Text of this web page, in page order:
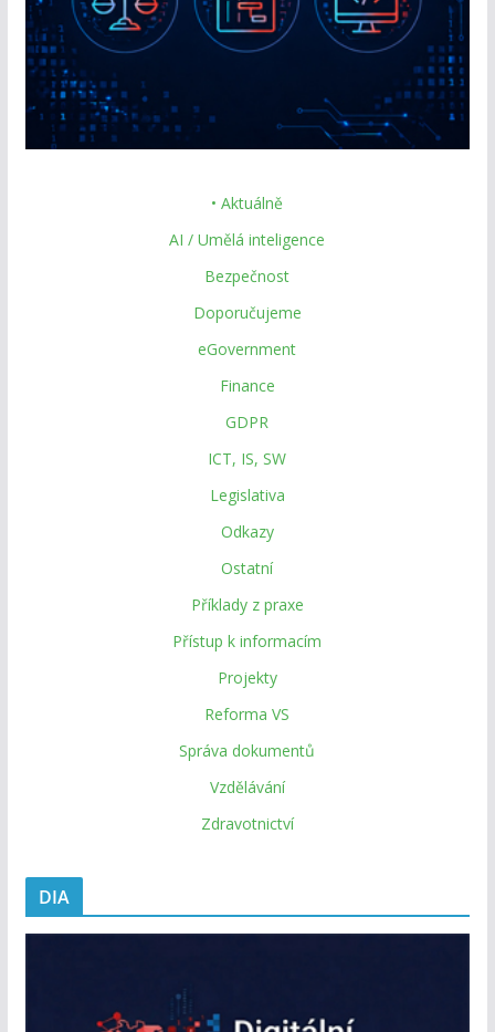
• Aktuálně
AI / Umělá inteligence
Bezpečnost
Doporučujeme
eGovernment
Finance
GDPR
ICT, IS, SW
Legislativa
Odkazy
Ostatní
Příklady z praxe
Přístup k informacím
Projekty
Reforma VS
Správa dokumentů
Vzdělávání
Zdravotnictví
DIA